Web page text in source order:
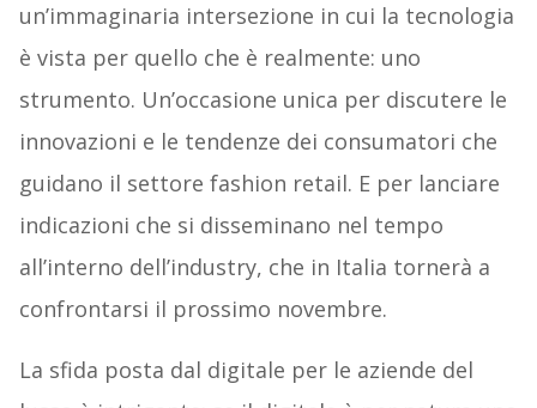
un’immaginaria intersezione in cui la tecnologia
è vista per quello che è realmente: uno
strumento. Un’occasione unica per discutere le
innovazioni e le tendenze dei consumatori che
guidano il settore fashion retail. E per lanciare
indicazioni che si disseminano nel tempo
all’interno dell’industry, che in Italia tornerà a
confrontarsi il prossimo novembre.
La sfida posta dal digitale per le aziende del